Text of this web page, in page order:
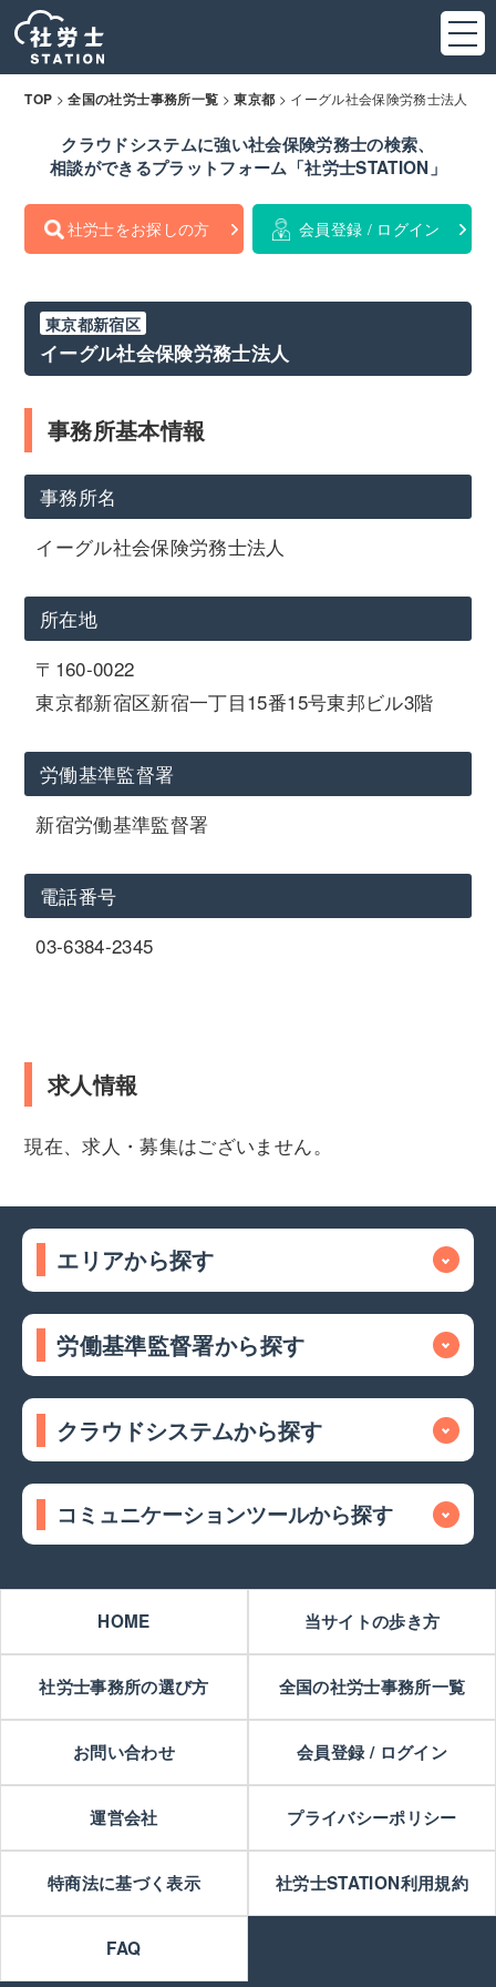
TOP >全国の社労士事務所一覧 >東京都 > イーグル社会保険労務士法人
クラウドシステムに強い社会保険労務士の検索、
相談ができるプラットフォーム「社労士STATION」
社労士をお探しの方 会員登録 / ログイン
東京都新宿区
イーグル社会保険労務士法人
事務所基本情報
事務所名
イーグル社会保険労務士法人
所在地
〒160-0022
東京都新宿区新宿一丁目15番15号東邦ビル3階
労働基準監督署
新宿労働基準監督署
電話番号
03-6384-2345
求人情報
現在、求人・募集はございません。
エリアから探す
労働基準監督署から探す
クラウドシステムから探す
コミュニケーションツールから探す
HOME 当サイトの歩き方
社労士事務所の選び方 全国の社労士事務所一覧
お問い合わせ 会員登録 / ログイン
運営会社 プライバシーポリシー
特商法に基づく表示 社労士STATION利用規約
FAQ